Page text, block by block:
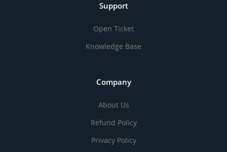
Support
Open Ticket
Knowledge Base
Company
About Us
Refund Policy
Privacy Policy